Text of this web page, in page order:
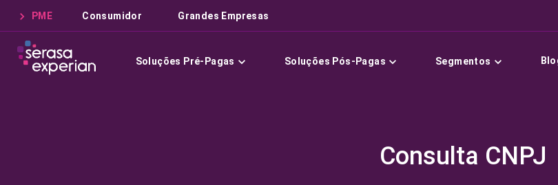
PME Consumidor Grandes Empresas
Soluções Pré-Pagas Soluções Pós-Pagas Segmentos
Consulta CNPJ